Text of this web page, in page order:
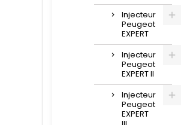
Injecteur
Peugeot
EXPERT
Injecteur
Peugeot
EXPERT II
Injecteur
Peugeot
EXPERT